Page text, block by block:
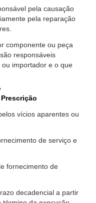
pela causação
pela reparação
componente ou peça
responsáveis
importador e o que
vícios aparentes ou
de serviço e
fornecimento de
decadencial a partir